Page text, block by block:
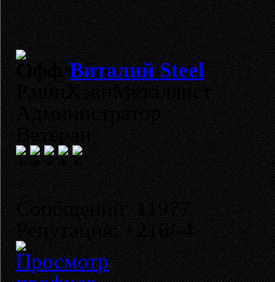
Виталий Steel
РашнХэвиМеталлист
Администратор
Ветеран
Сообщений: 11977
Репутация: +216/-4